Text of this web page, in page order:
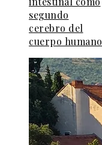
segundo
cerebro del
cuerpo humano